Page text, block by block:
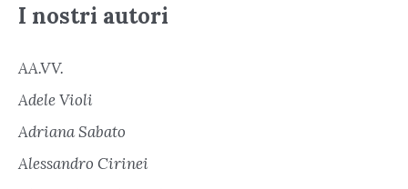
I nostri autori
AA.VV.
Adele Violi
Adriana Sabato
Alessandro Cirinei